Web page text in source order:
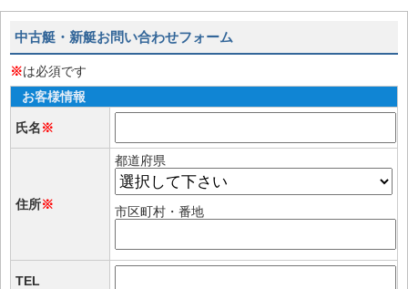
中古艇・新艇お問い合わせフォーム
※は必須です
お客様情報
氏名※
住所※
都道府県
市区町村・番地
TEL